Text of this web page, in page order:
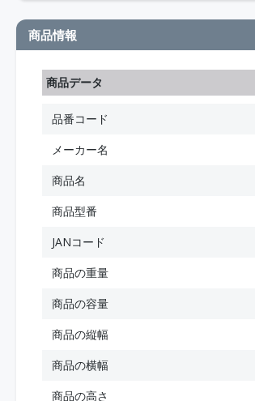
商品情報
商品データ
品番コード
メーカー名
商品名
商品型番
JANコード
商品の重量
商品の容量
商品の縦幅
商品の横幅
商品の高さ